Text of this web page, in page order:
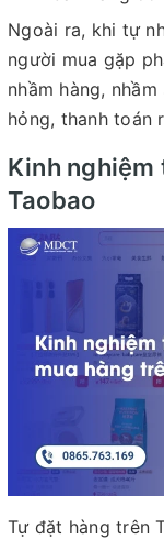
Ngoài ra, khi tự
người mua gặp
nhầm hàng,
hỏng, thanh toán
Kinh nghiệm
Taobao
Tự đặt hàng trên